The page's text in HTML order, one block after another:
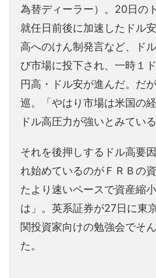
為替ディーラー）。20日の
就任日前後に加速したドル
高へのけん制発言など、ド
び市場に投下され、一時１
円高・ドル安が進んだ。だ
巡。「やはり市場は米国の
ドル高圧力が強いとみている
それを後押しするドル高要
れ始めているのがＦＲＢの
たより速いペースで資産縮
は」。英系証券が27日に東
関投資家向けの勉強会でそ
た。